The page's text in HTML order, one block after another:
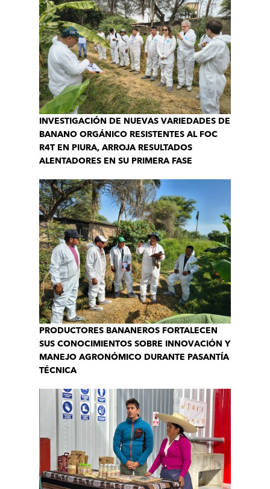
INVESTIGACIÓN DE NUEVAS VARIEDADES DE
BANANO ORGÁNICO RESISTENTES AL FOC
R4T EN PIURA, ARROJA RESULTADOS
ALENTADORES EN SU PRIMERA FASE
PRODUCTORES BANANEROS FORTALECEN
SUS CONOCIMIENTOS SOBRE INNOVACIÓN Y
MANEJO AGRONÓMICO DURANTE PASANTÍA
TÉCNICA